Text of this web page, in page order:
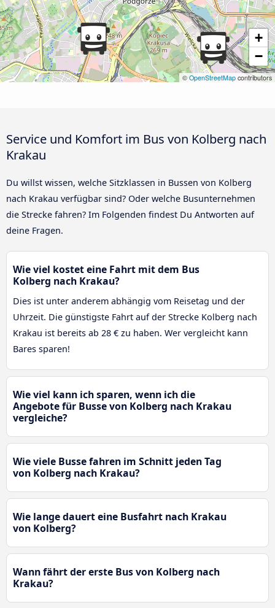
+
−
© OpenStreetMap contributors
Service und Komfort im Bus von Kolberg nach
Krakau
Du willst wissen, welche Sitzklassen in Bussen von Kolberg
nach Krakau verfügbar sind? Oder welche Busunternehmen
die Strecke fahren? Im Folgenden findest Du Antworten auf
deine Fragen.
Wie viel kostet eine Fahrt mit dem Bus
Kolberg nach Krakau?
Dies ist unter anderem abhängig vom Reisetag und der
Uhrzeit. Die günstigste Fahrt auf der Strecke Kolberg nach
Krakau ist bereits ab 28 € zu haben. Wer vergleicht kann
Bares sparen!
Wie viel kann ich sparen, wenn ich die
Angebote für Busse von Kolberg nach Krakau
vergleiche?
Wie viele Busse fahren im Schnitt jeden Tag
von Kolberg nach Krakau?
Wie lange dauert eine Busfahrt nach Krakau
von Kolberg?
Wann fährt der erste Bus von Kolberg nach
Krakau?